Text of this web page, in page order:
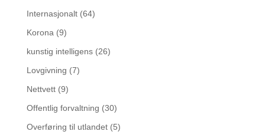
Internasjonalt(64)
Korona (9)
kunstig intelligens(26)
Lovgivning (7)
Nettvett(9)
Offentlig forvaltning (30)
Overføring til utlandet(5)